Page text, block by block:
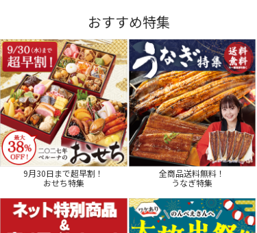
おすすめ特集
9月30日まで超早割！
おせち特集
全商品送料無料！
うなぎ特集